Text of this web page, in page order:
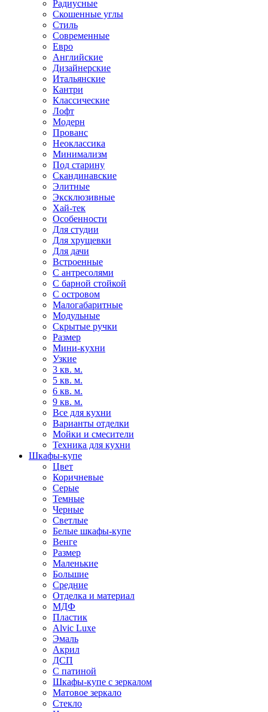
Радиусные
Скошенные углы
Стиль
Современные
Евро
Английские
Дизайнерские
Итальянские
Кантри
Классические
Лофт
Модерн
Прованс
Неоклассика
Минимализм
Под старину
Скандинавские
Элитные
Эксклюзивные
Хай-тек
Особенности
Для студии
Для хрущевки
Для дачи
Встроенные
С антресолями
С барной стойкой
С островом
Малогабаритные
Модульные
Скрытые ручки
Размер
Мини-кухни
Узкие
3 кв. м.
5 кв. м.
6 кв. м.
9 кв. м.
Все для кухни
Варианты отделки
Мойки и смесители
Техника для кухни
Шкафы-купе
Цвет
Коричневые
Серые
Темные
Черные
Светлые
Белые шкафы-купе
Венге
Размер
Маленькие
Большие
Средние
Отделка и материал
МДФ
Пластик
Alvic Luxe
Эмаль
Акрил
ДСП
С патиной
Шкафы-купе с зеркалом
Матовое зеркало
Стекло